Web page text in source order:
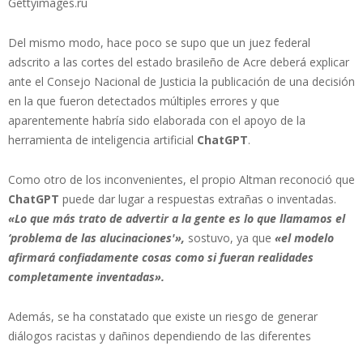
Del mismo modo, hace poco se supo que un juez federal
adscrito a las cortes del estado brasileño de Acre deberá explicar
ante el Consejo Nacional de Justicia la publicación de una decisión
en la que fueron detectados múltiples errores y que
aparentemente habría sido elaborada con el apoyo de la
herramienta de inteligencia artificial ChatGPT.
Como otro de los inconvenientes, el propio Altman reconoció que
ChatGPT puede dar lugar a respuestas extrañas o inventadas.
«Lo que más trato de advertir a la gente es lo que llamamos el
‘problema de las alucinaciones'», sostuvo, ya que «el modelo
afirmará confiadamente cosas como si fueran realidades
completamente inventadas».
Además, se ha constatado que existe un riesgo de generar
diálogos racistas y dañinos dependiendo de las diferentes